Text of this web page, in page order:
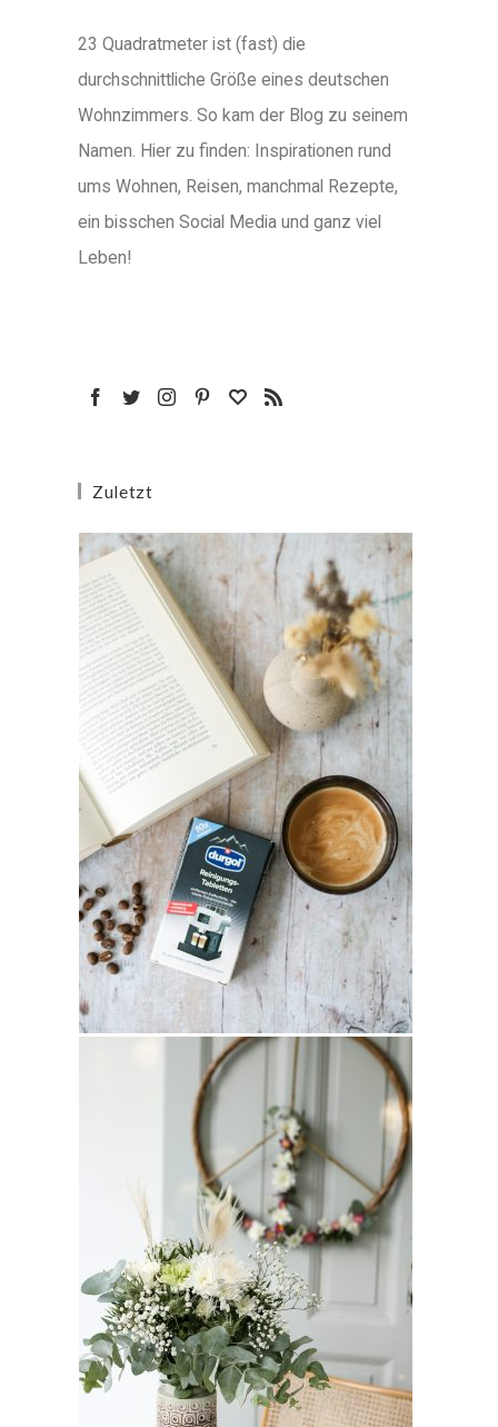
23 Quadratmeter ist (fast) die
durchschnittliche Größe eines deutschen
Wohnzimmers. So kam der Blog zu seinem
Namen. Hier zu finden: Inspirationen rund
ums Wohnen, Reisen, manchmal Rezepte,
ein bisschen Social Media und ganz viel
Leben!
Zuletzt